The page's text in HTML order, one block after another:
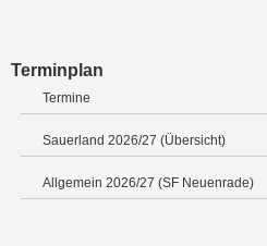
Terminplan
Termine
Sauerland 2026/27 (Übersicht)
Allgemein 2026/27 (SF Neuenrade)